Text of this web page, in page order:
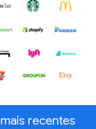
recentes